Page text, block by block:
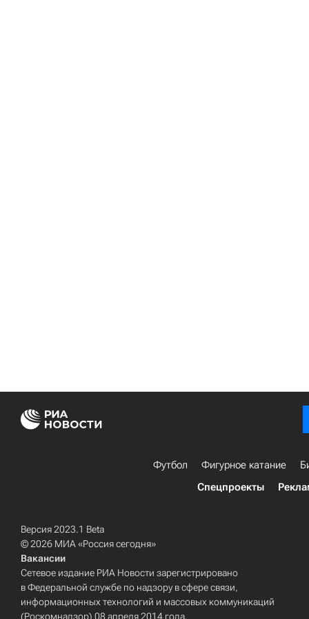
Футбол Фигурное катание
Спецпроекты
Версия 2023.1 Beta
© 2026 МИА «Россия сегодня»
Вакансии
Сетевое издание РИА Новости зарегистрировано
в Федеральной службе по надзору в сфере связи,
информационных технологий и массовых коммуникаций
(Роскомнадзор) 08 апреля 2014 года.